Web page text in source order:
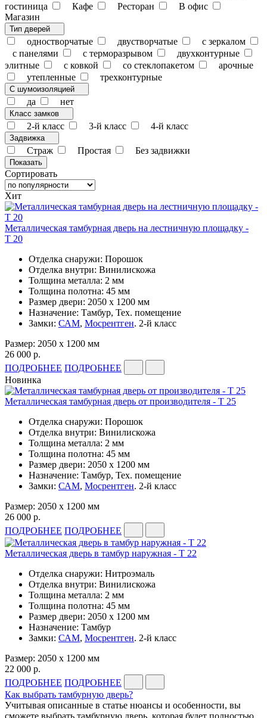
гостиница
Кафе Ресторан
В офис
Магазин
Тип дверей
одностворчатые двустворчатые
с зеркалом
с панелями
с терморазрывом
двухконтурные
элитные
с ковкой со стеклопакетом
арочные
утепленные
трехконтурные
С шумоизоляцией
да нет
Класс замков
2-й класс 3-й класс 4-й класс
Задвижка
Страж Простая Без задвижки
Сортировать
Хит
Металлическая тамбурная дверь на лестничную площадку -
Т 20
Отделка снаружи: Порошок
Отделка внутри: Винилискожа
Толщина металла: 2 мм
Толщина полотна: 45 мм
Размер двери: 2050 x 1200 мм
Назначение: Тамбур, Тех. помещение
Замки: САМ, Мосрентген. 2-й класс
Размер: 2050 x 1200 мм
26 000 р.
ПОДРОБНЕЕ ПОДРОБНЕЕ
Новинка
Металлическая тамбурная дверь от производителя - Т 25
Отделка снаружи: Порошок
Отделка внутри: Винилискожа
Толщина металла: 2 мм
Толщина полотна: 45 мм
Размер двери: 2050 x 1200 мм
Назначение: Тамбур, Тех. помещение
Замки: САМ, Мосрентген. 2-й класс
Размер: 2050 x 1200 мм
26 000 р.
ПОДРОБНЕЕ ПОДРОБНЕЕ
Металлическая дверь в тамбур наружная - Т 22
Отделка снаружи: Нитроэмаль
Отделка внутри: Винилискожа
Толщина металла: 2 мм
Толщина полотна: 45 мм
Размер двери: 2050 x 1200 мм
Назначение: Тамбур
Замки: САМ, Мосрентген. 2-й класс
Размер: 2050 x 1200 мм
22 000 р.
ПОДРОБНЕЕ ПОДРОБНЕЕ
Как выбрать тамбурную дверь?
Учитывая описанные в статье нюансы и особенности, вы
сможете выбрать тамбурную дверь, которая будет полностью